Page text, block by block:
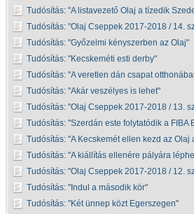
Tudósítás: A listavezető Olaj a tízedik
Tudósítás: Olaj Cseppek 2017-2018 / 14.
Tudósítás: Győzelmi kényszerben az Olaj
Tudósítás:
Kecskeméti esti derby
Tudósítás: A veretlen dán csapat
Tudósítás: Akár veszélyes is lehet
Tudósítás: Olaj Cseppek 2017-2018 / 13.
Tudósítás: Szerdán este folytatódik a FIBA
Tudósítás: A Kecskemét ellen kezd az Olaj
Tudósítás: A kiállítás ellenére pályára
Tudósítás: Olaj Cseppek 2017-2018 / 12.
Tudósítás:
Indul a második kör
Tudósítás:
Két ünnep közt Egerszegen